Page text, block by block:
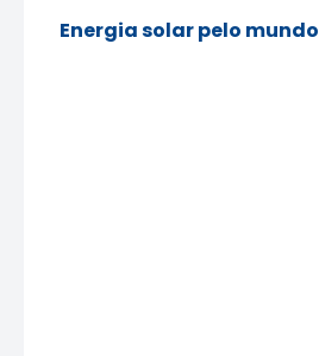
Energia solar pelo mundo